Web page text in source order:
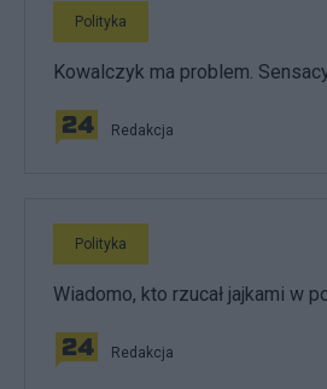
Polityka
Kowalczyk ma problem.
Redakcja
Polityka
Wiadomo, kto rzucał jajkami w
Redakcja